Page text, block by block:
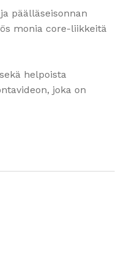
päälläseisonnan
monia core-liikkeitä
helpoista
joka on